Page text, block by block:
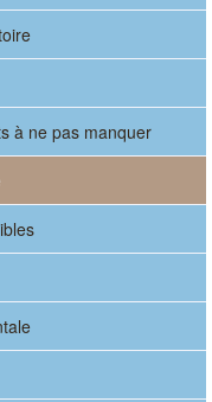
à ne pas manquer